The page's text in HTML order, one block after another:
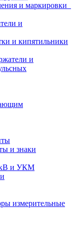
и маркировки
и
и кипятильники
и
и знаки
и УКМ
измерительные